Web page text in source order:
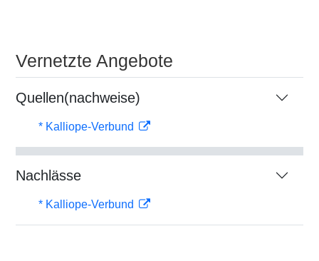
Vernetzte Angebote
Quellen(nachweise)
* Kalliope-Verbund
Nachlässe
* Kalliope-Verbund